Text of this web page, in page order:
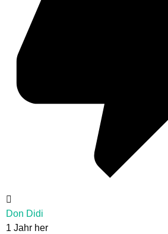
Don Didi
1 Jahr her